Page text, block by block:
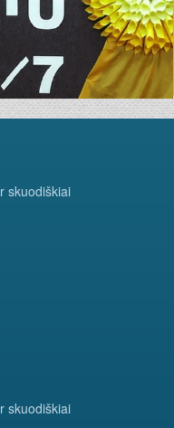
skuodiškiai
skuodiškiai